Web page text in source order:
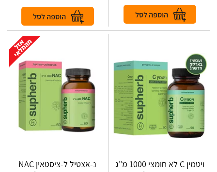
ויטמין C לא חומצי 1000 מ"ג
נ-אצטיל ל-ציסטאין NAC